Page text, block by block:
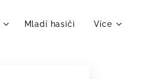
Mladí hasiči Více